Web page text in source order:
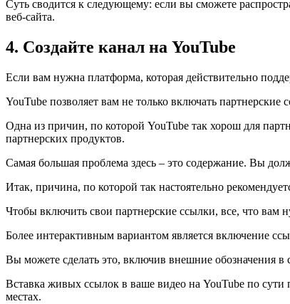
Суть сводится к следующему: если вы сможете
веб-сайта.
4. Создайте канал на YouTube
Если вам нужна платформа, которая действительно
YouTube позволяет вам не только включать
Одна из причин, по которой YouTube так хорош для
партнерских продуктов.
Самая большая проблема здесь – это содержание. Вы
Итак, причина, по которой так настоятельно
Чтобы включить свои партнерские ссылки, все, что вам
Более интерактивным вариантом является включение
Вы можете сделать это, включив внешние обозначения в
Вставка живых ссылок в ваше видео на YouTube по сути
местах.